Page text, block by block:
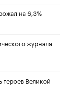
на 6,3%
журнала
Великой